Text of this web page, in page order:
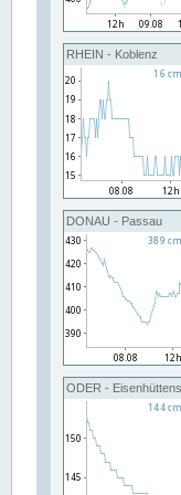
RHEIN - Koblenz
DONAU - Passau
ODER -